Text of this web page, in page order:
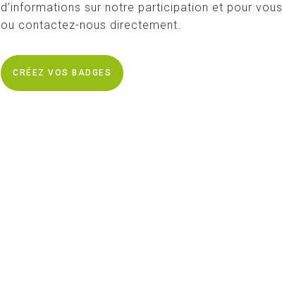
d’informations sur notre participation et pour
ou contactez-nous directement.
CRÉEZ VOS BADGES